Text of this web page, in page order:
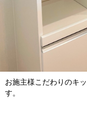
お施主様こだわりのキ
す。